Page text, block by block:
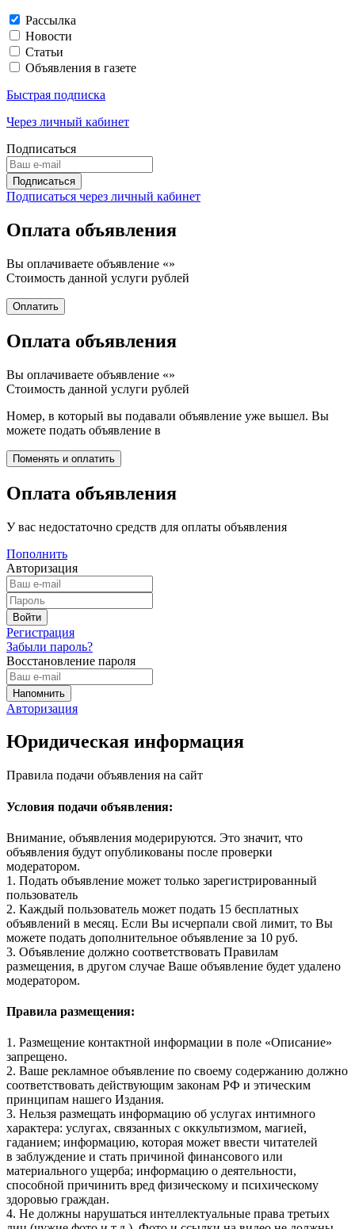
Рассылка
Новости
Статьи
Объявления в газете
Быстрая подписка
Через личный кабинет
Подписаться
Подписаться через личный кабинет
Оплата объявления
Вы оплачиваете объявление «»
Стоимость данной услуги рублей
Оплата объявления
Вы оплачиваете объявление «»
Стоимость данной услуги рублей
Номер, в который вы подавали объявление уже вышел. Вы
можете подать объявление в
Оплата объявления
У вас недостаточно средств для оплаты объявления
Пополнить
Авторизация
Регистрация
Забыли пароль?
Восстановление пароля
Авторизация
Юридическая информация
Правила подачи объявления на сайт
Условия подачи объявления:
Внимание, объявления модерируются. Это значит, что
объявления будут опубликованы после проверки
модератором.
1. Подать объявление может только зарегистрированный
пользователь
2. Каждый пользователь может подать 15 бесплатных
объявлений в месяц. Если Вы исчерпали свой лимит, то Вы
можете подать дополнительное объявление за 10 руб.
3. Объявление должно соответствовать Правилам
размещения, в другом случае Ваше объявление будет удалено
модератором.
Правила размещения:
1. Размещение контактной информации в поле «Описание»
запрещено.
2. Ваше рекламное объявление по своему содержанию должно
соответствовать действующим законам РФ и этическим
принципам нашего Издания.
3. Нельзя размещать информацию об услугах интимного
характера: услугах, связанных с оккультизмом, магией,
гаданием; информацию, которая может ввести читателей
в заблуждение и стать причиной финансового или
материального ущерба; информацию о деятельности,
способной причинить вред физическому и психическому
здоровью граждан.
4. Не должны нарушаться интеллектуальные права третьих